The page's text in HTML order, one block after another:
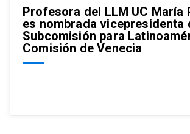
Profesora del LLM UC María
es nombrada vicepresidenta
Subcomisión para
Comisión de Venecia